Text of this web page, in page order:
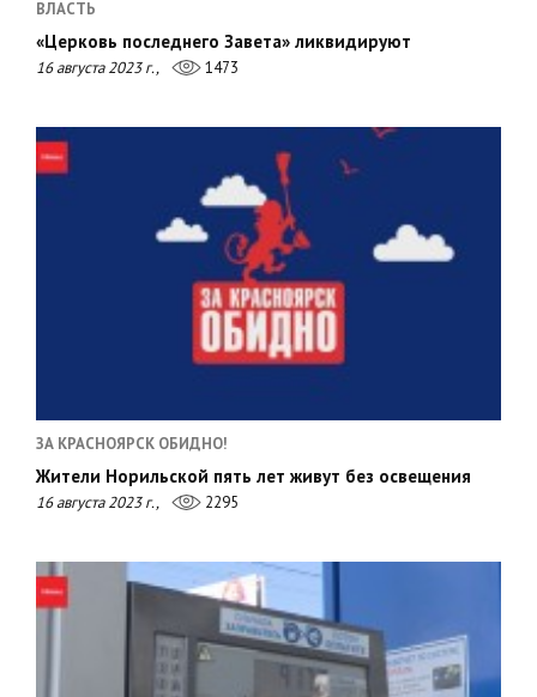
ВЛАСТЬ
«Церковь последнего Завета» ликвидируют
16 августа 2023 г., 1473
ЗА КРАСНОЯРСК ОБИДНО!
Жители Норильской пять лет живут без освещения
16 августа 2023 г., 2295